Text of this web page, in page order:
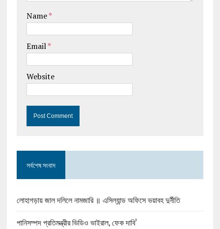
Name*
Email*
Website
সর্বশেষ সংবাদ
লোহাগড়ায় জাল দলিলে নামজারি ॥ এসিল্যান্ড অফিসে ভয়াবহ দুর্নীতি
পানিসম্পদ প্রতিমন্ত্রীর ভিডিও ভাইরাল, ফেক দাবি’